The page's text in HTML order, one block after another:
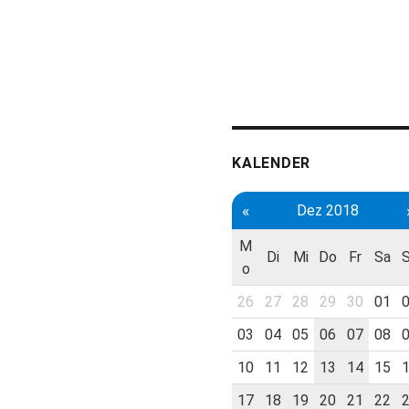
KALENDER
« Dez 2018
M
o
Di Mi Do Fr Sa
26 27 28 29 30 01
03
04 05 06 07 08
10
11 12 13 14 15
17
18 19 20 21 22